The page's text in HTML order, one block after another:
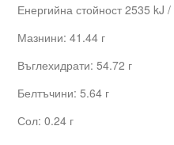
Енергийна стойност 2535 kJ
Мазнини: 41.44 г
Въглехидрати: 54.72 г
Белтъчини: 5.64 г
Сол: 0.24 г